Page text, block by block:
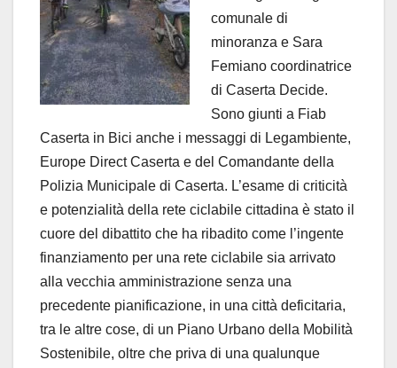
comunale di
minoranza e Sara
Femiano coordinatrice
di Caserta Decide.
Sono giunti a Fiab
Caserta in Bici anche i messaggi di Legambiente,
Europe Direct Caserta e del Comandante della
Polizia Municipale di Caserta. L’esame di criticità
e potenzialità della rete ciclabile cittadina è stato il
cuore del dibattito che ha ribadito come l’ingente
finanziamento per una rete ciclabile sia arrivato
alla vecchia amministrazione senza una
precedente pianificazione, in una città deficitaria,
tra le altre cose, di un Piano Urbano della Mobilità
Sostenibile, oltre che priva di una qualunque